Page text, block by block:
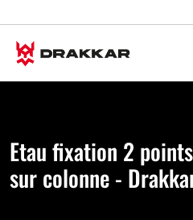
Etau fixation 2
sur colonne -